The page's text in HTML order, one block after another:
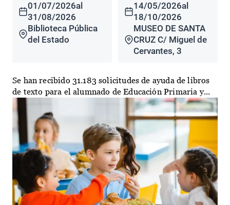
01/07/2026al
31/08/2026
Biblioteca Pública
del Estado
14/05/2026al
18/10/2026
MUSEO DE SANTA
CRUZ C/ Miguel de
Cervantes, 3
Se han recibido 31.183 solicitudes de ayuda de libros
de texto para el alumnado de Educación Primaria y...